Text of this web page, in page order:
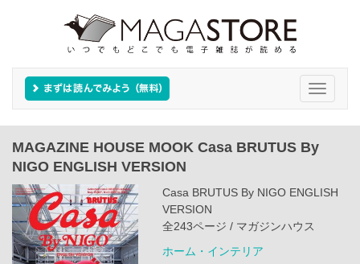
Toggle
MAGAZINE HOUSE MOOK Casa BRUTUS By
NIGO ENGLISH VERSION
Casa BRUTUS By NIGO ENGLISH
VERSION
全243ページ / マガジンハウス
ホーム・インテリア